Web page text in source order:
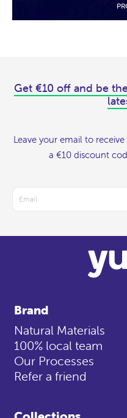
Get €10 off and be
Leave your email to
a €10 discount
Brand
Natural Materials
100% local team
Our Processes
Refer a friend